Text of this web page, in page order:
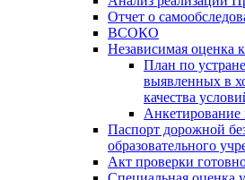
Отчет о
ВСОКО
Независимая оценка
План по
выявленных в
качества
Паспорт дорожной
образовательного
Акт проверки